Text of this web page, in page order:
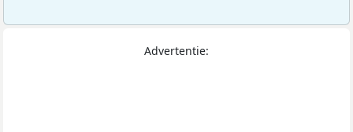
Advertentie: